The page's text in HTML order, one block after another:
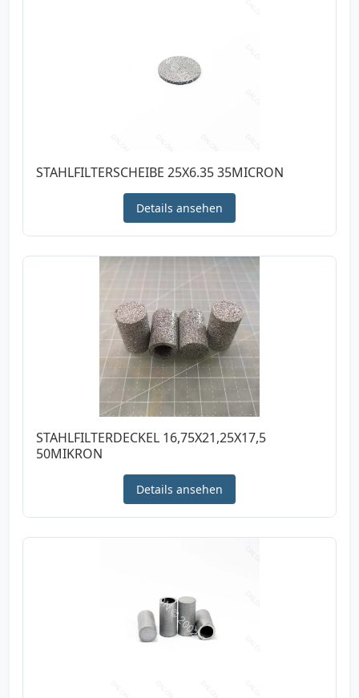
STAHLFILTERSCHEIBE 25X6.35 35MICRON
Details ansehen
STAHLFILTERDECKEL 16,75X21,25X17,5
50MIKRON
Details ansehen